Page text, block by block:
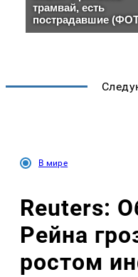
В мире
Reuters:
Рейна
ростом